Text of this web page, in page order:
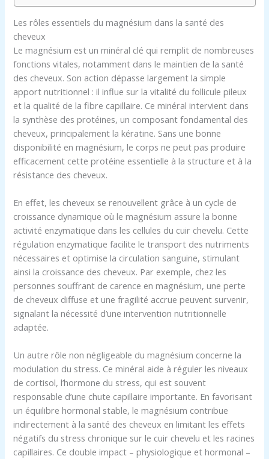
Les rôles essentiels du magnésium dans la santé des
cheveux
Le magnésium est un minéral clé qui remplit de nombreuses
fonctions vitales, notamment dans le maintien de la santé
des cheveux. Son action dépasse largement la simple
apport nutritionnel : il influe sur la vitalité du follicule pileux
et la qualité de la fibre capillaire. Ce minéral intervient dans
la synthèse des protéines, un composant fondamental des
cheveux, principalement la kératine. Sans une bonne
disponibilité en magnésium, le corps ne peut pas produire
efficacement cette protéine essentielle à la structure et à la
résistance des cheveux.
En effet, les cheveux se renouvellent grâce à un cycle de
croissance dynamique où le magnésium assure la bonne
activité enzymatique dans les cellules du cuir chevelu. Cette
régulation enzymatique facilite le transport des nutriments
nécessaires et optimise la circulation sanguine, stimulant
ainsi la croissance des cheveux. Par exemple, chez les
personnes souffrant de carence en magnésium, une perte
de cheveux diffuse et une fragilité accrue peuvent survenir,
signalant la nécessité d’une intervention nutritionnelle
adaptée.
Un autre rôle non négligeable du magnésium concerne la
modulation du stress. Ce minéral aide à réguler les niveaux
de cortisol, l’hormone du stress, qui est souvent
responsable d’une chute capillaire importante. En favorisant
un équilibre hormonal stable, le magnésium contribue
indirectement à la santé des cheveux en limitant les effets
négatifs du stress chronique sur le cuir chevelu et les racines
capillaires. Ce double impact – physiologique et hormonal –